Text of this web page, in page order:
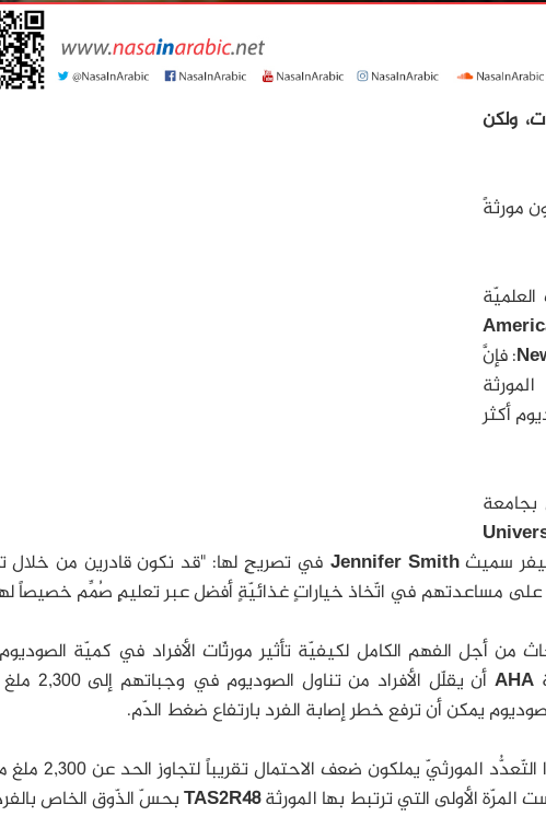
ولكن
مورثةً
: فإنَّ
أكثر
بجامعة
سمیثJennifer Smith في تصریحٍ لها: "قد نكون قادرین من خلال
على مساعدتهم في اتّخاذ خیاراتٍ غذائيّةٍ أفضل عبر تعلیمٍ صُمِّم خصیصاً
من أجل الفهم الكامل لكیفیّة تأثیر مورثّات الأفراد في كمیّة
AHA أن يقلّل الأفراد من تناول الصودیوم في وجباتهم إلى 2,300 ملغ (
یمكن أن ترفع خطر إصابة الفرد بارتفاع ضغط الدّم.
وقد وجد الباحثون أَّن الأفراد الحاملين لهذا التّعدُّد
المرّة الأولى التي ترتبط بها المورثةTAS2R48بحسّ الذّوق الخاص